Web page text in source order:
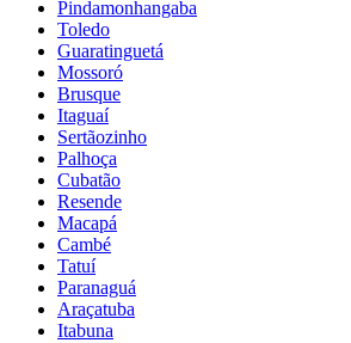
Pindamonhangaba
Toledo
Guaratinguetá
Mossoró
Brusque
Itaguaí
Sertãozinho
Palhoça
Cubatão
Resende
Macapá
Cambé
Tatuí
Paranaguá
Araçatuba
Itabuna